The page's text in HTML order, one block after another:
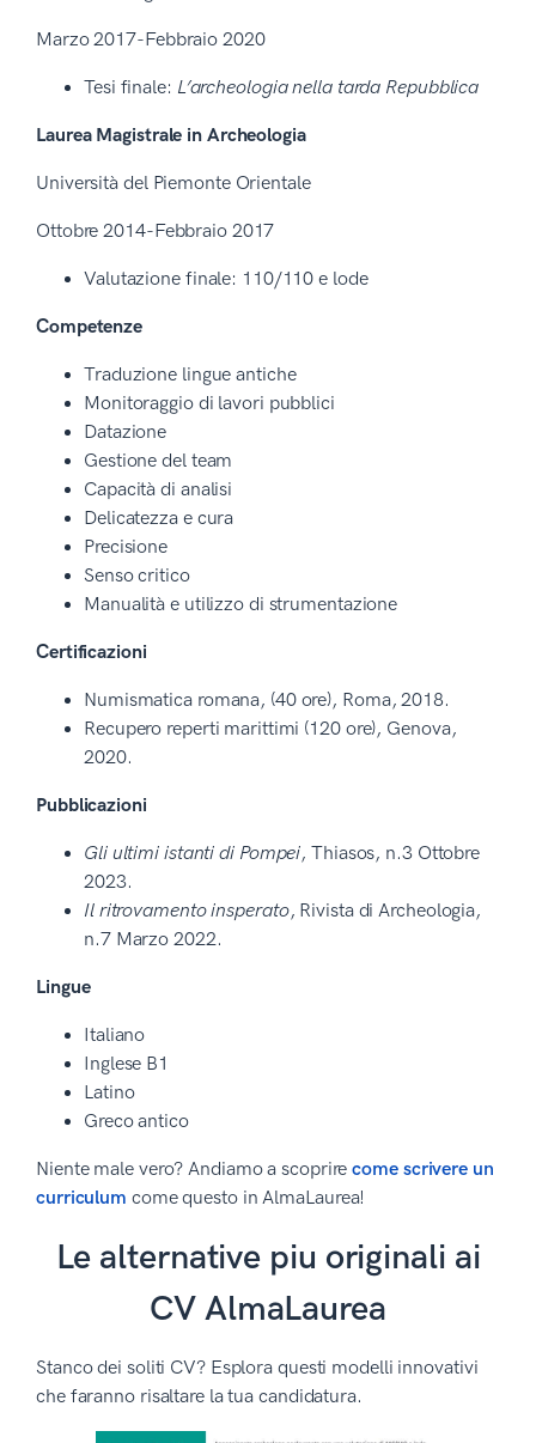
Marzo 2017-Febbraio 2020
Tesi finale: L’archeologia nella tarda Repubblica
Laurea Magistrale in Archeologia
Università del Piemonte Orientale
Ottobre 2014-Febbraio 2017
Valutazione finale: 110/110 e lode
Competenze
Traduzione lingue antiche
Monitoraggio di lavori pubblici
Datazione
Gestione del team
Capacità di analisi
Delicatezza e cura
Precisione
Senso critico
Manualità e utilizzo di strumentazione
Certificazioni
Numismatica romana, (40 ore), Roma, 2018.
Recupero reperti marittimi (120 ore), Genova,
2020.
Pubblicazioni
Gli ultimi istanti di Pompei, Thiasos, n.3 Ottobre
2023.
Il ritrovamento insperato, Rivista di Archeologia,
n.7 Marzo 2022.
Lingue
Italiano
Inglese B1
Latino
Greco antico
Niente male vero? Andiamo a scoprirecome scrivere un
curriculum come questo in AlmaLaurea!
Le alternative piu originali ai
CV AlmaLaurea
Stanco dei soliti CV? Esplora questi modelli innovativi
che faranno risaltare la tua candidatura.